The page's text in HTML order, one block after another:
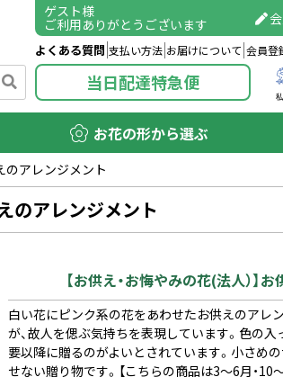
ゲスト様
ご利用ありがとうございます
よくある質問 支払い方法 お届けについて 会員登
当日配達特急便
お花の形から選ぶ
のアレンジメント
のアレンジメント
【お供え・お悔やみの花(法人）】
白い花にピンク系の花をあわせたお供えのアレ
が、故人を偲ぶ気持ちを表現しています。色の
要以降に贈るのがよいとされています。小さめ
せない贈り物です。【こちらの商品は3〜6月・10